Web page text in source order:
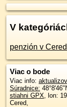
V
penzión v
Viac o bode
Viac info:
Súradnice:
stiahni GPX, lon:
Cered,